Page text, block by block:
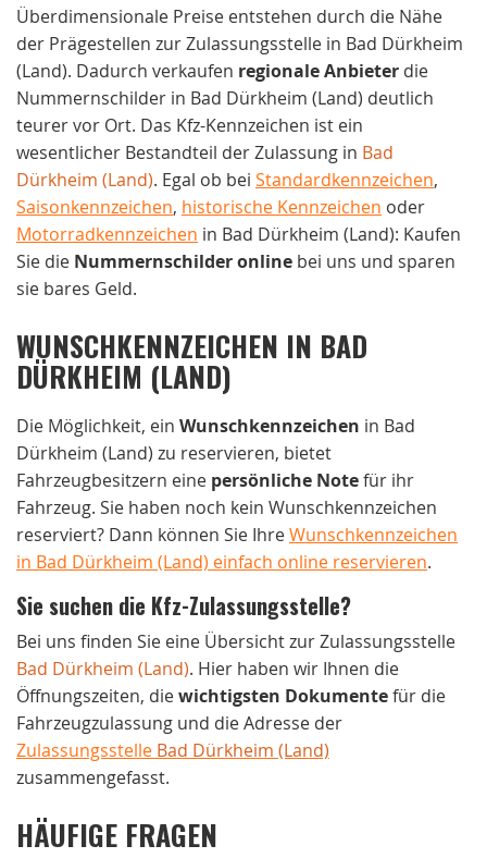
Überdimensionale Preise entstehen durch die Nähe
der Prägestellen zur Zulassungsstelle in Bad Dürkheim
(Land). Dadurch verkaufen regionaleAnbieter die
Nummernschilder in Bad Dürkheim (Land) deutlich
teurer vor Ort. Das Kfz-Kennzeichen ist ein
wesentlicher Bestandteil der Zulassung in Bad
Dürkheim (Land). Egal ob bei Standardkennzeichen,
Saisonkennzeichen, historische Kennzeichen oder
Motorradkennzeichen in Bad Dürkheim (Land): Kaufen
Sie die Nummernschilder online bei uns und sparen
sie bares Geld.
WUNSCHKENNZEICHEN IN BAD
DÜRKHEIM (LAND)
Die Möglichkeit, ein Wunschkennzeichen in Bad
Dürkheim (Land) zu reservieren, bietet
Fahrzeugbesitzern eine persönliche Notefür ihr
Fahrzeug. Sie haben noch kein Wunschkennzeichen
reserviert? Dann können Sie IhreWunschkennzeichen
in Bad Dürkheim (Land) einfach online reservieren.
Sie suchen die Kfz-Zulassungsstelle?
Bei uns finden Sie eine Übersicht zur Zulassungsstelle
Bad Dürkheim (Land). Hier haben wir Ihnen die
Öffnungszeiten, diewichtigsten Dokumentefür die
Fahrzeugzulassung und die Adresse der
Zulassungsstelle Bad Dürkheim (Land)
zusammengefasst.
HÄUFIGE FRAGEN